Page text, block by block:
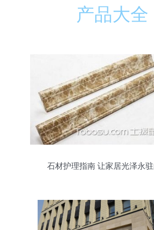
产品大全
石材护理指南 让家居光泽永